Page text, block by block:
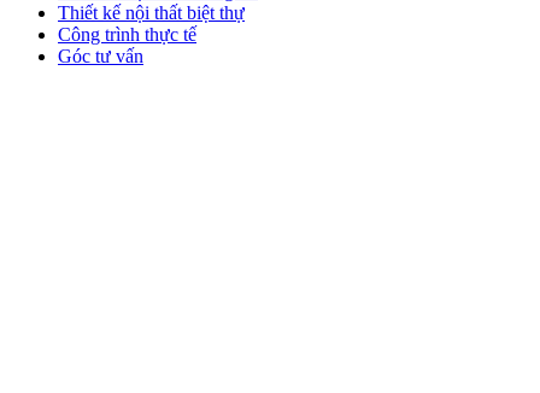
Thiết kế nội thất biệt thự
Công trình thực tế
Góc tư vấn